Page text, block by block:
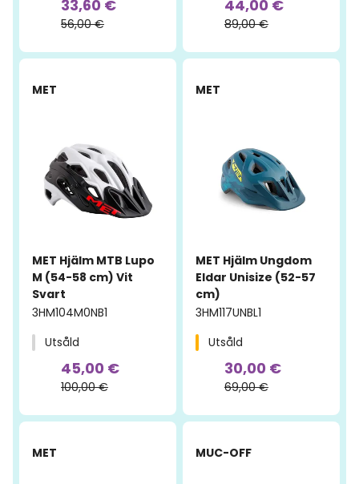
33,60 €
56,00 €
44,00 €
89,00 €
MET
-55%
MET Hjälm MTB Lupo
M (54-58 cm) Vit
Svart
3HM104M0NB1
Utsåld
45,00 €
100,00 €
MET
-57%
MET Hjälm Ungdom
Eldar Unisize (52-57
cm)
3HM117UNBL1
Utsåld
30,00 €
69,00 €
MET
-51%
MUC-OFF
-20%